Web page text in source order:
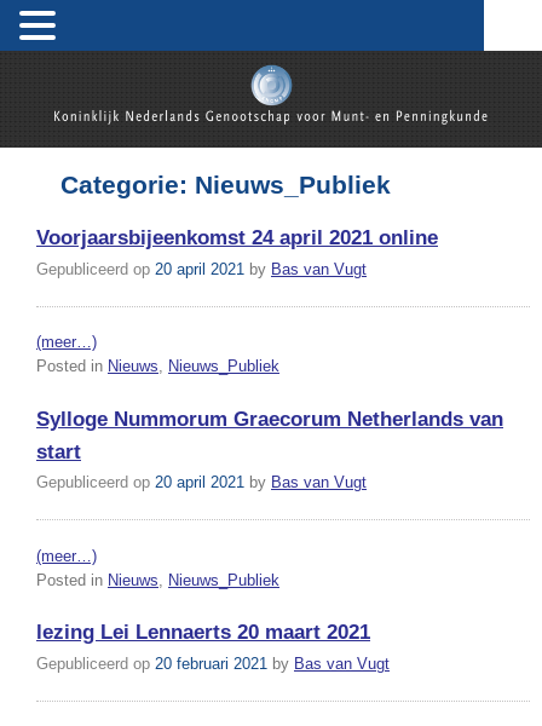
Koninklijk Nederlands Genootschap voor Munt- en
Categorie: Nieuws_Publiek
Voorjaarsbijeenkomst 24 april 2021 online
Gepubliceerd op 20 april 2021 by Bas van Vugt
(meer…)
Posted in Nieuws, Nieuws_Publiek
Sylloge Nummorum Graecorum Netherlands van
start
Gepubliceerd op 20 april 2021 by Bas van Vugt
(meer…)
Posted in Nieuws Nieuws_Publiek
lezing Lei Lennaerts 20 maart 2021
Gepubliceerd op 20 februari 2021 by Bas van Vugt